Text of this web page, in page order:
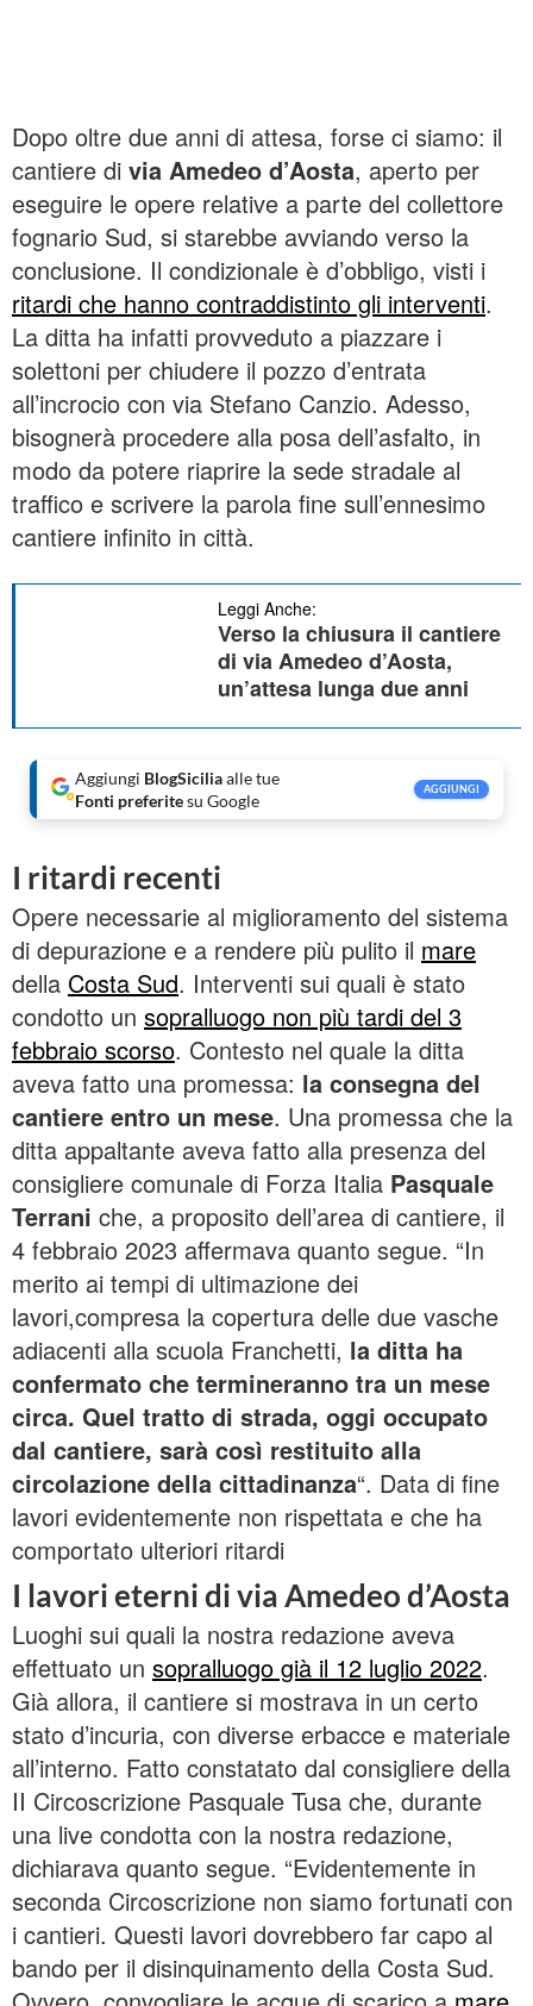
Dopo oltre due anni di attesa, forse ci siamo: il
cantiere di via Amedeo d’Aosta, aperto per
eseguire le opere relative a parte del collettore
fognario Sud, si starebbe avviando verso la
conclusione. Il condizionale è d’obbligo, visti i
ritardi che hanno contraddistinto gli interventi.
La ditta ha infatti provveduto a piazzare i
solettoni per chiudere il pozzo d’entrata
all’incrocio con via Stefano Canzio. Adesso,
bisognerà procedere alla posa dell’asfalto, in
modo da potere riaprire la sede stradale al
traffico e scrivere la parola fine sull’ennesimo
cantiere infinito in città.
Leggi Anche:
Verso la chiusura il cantiere
di via Amedeo d’Aosta,
un’attesa lunga due anni
Aggiungi BlogSiciliaalle tue
Fonti preferitesu Google
AGGIUNGI
I ritardi recenti
Opere necessarie al miglioramento del sistema
di depurazione e a rendere più pulito il mare
della Costa Sud. Interventi sui quali è stato
condotto un sopralluogo non più tardi del 3
febbraio scorso. Contesto nel quale la ditta
aveva fatto una promessa: la consegna del
cantiere entro un mese. Una promessa che la
ditta appaltante aveva fatto alla presenza del
consigliere comunale di Forza Italia Pasquale
Terrani che, a proposito dell’area di cantiere, il
4 febbraio 2023 affermava quanto segue. “In
merito ai tempi di ultimazione dei
lavori,compresa la copertura delle due vasche
adiacenti alla scuola Franchetti, la ditta ha
confermato che termineranno tra un mese
circa. Quel tratto di strada, oggi occupato
dal cantiere, sarà così restituito alla
circolazione della cittadinanza“. Data di fine
lavori evidentemente non rispettata e che ha
comportato ulteriori ritardi
I lavori eterni di via Amedeo d’Aosta
Luoghi sui quali la nostra redazione aveva
effettuato un sopralluogo già il 12 luglio 2022.
Già allora, il cantiere si mostrava in un certo
stato d’incuria, con diverse erbacce e materiale
all’interno. Fatto constatato dal consigliere della
II Circoscrizione Pasquale Tusa che, durante
una live condotta con la nostra redazione,
dichiarava quanto segue. “Evidentemente in
seconda Circoscrizione non siamo fortunati con
i cantieri. Questi lavori dovrebbero far capo al
bando per il disinquinamento della Costa Sud.